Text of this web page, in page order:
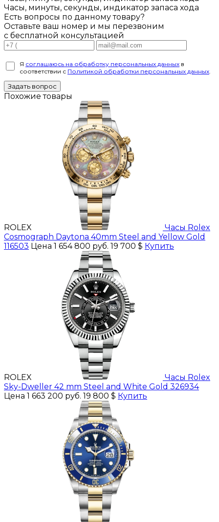
Часы, минуты, секунды, индикатор запаса хода
Есть вопросы по данному товару?
Оставьте ваш номер и мы перезвоним
с бесплатной консультацией
Я соглашаюсь на обработку персональных данных в
соответствии с Политикой обработки персональных данных.
Задать вопрос
Похожие товары
ROLEX
Часы Rolex
Cosmograph Daytona 40mm Steel and Yellow Gold
116503 Цена 1 654 800 руб. 19 700 $ Купить
ROLEX
Часы Rolex
Sky-Dweller 42 mm Steel and White Gold 326934
Цена 1 663 200 руб. 19 800 $ Купить